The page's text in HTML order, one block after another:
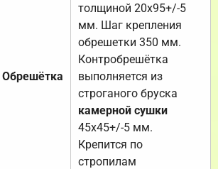
Обрешётка
толщиной 20х95+/-5
мм. Шаг крепления
обрешетки 350 мм.
Контробрешётка
выполняется из
строганого бруска
камерной сушки
45х45+/-5 мм.
Крепится по
стропилам